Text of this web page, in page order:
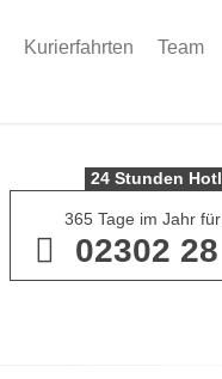
Kurierfahrten Team
24 Stunden
365 Tage im Jahr
02302